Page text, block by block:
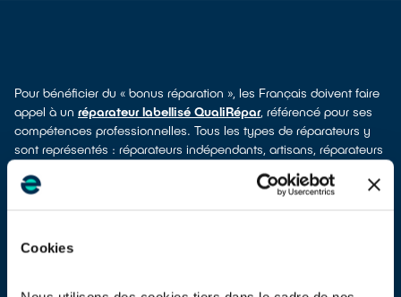
Cookies
Pour bénéficier du « bonus réparation », les Français doivent faire
appel à un réparateur labellisé QualiRépar, référencé pour ses
compétences professionnelles. Tous les types de réparateurs y
sont représentés : réparateurs indépendants, artisans, réparateurs
distributeurs. Le réseau devrait compter plus de 1500